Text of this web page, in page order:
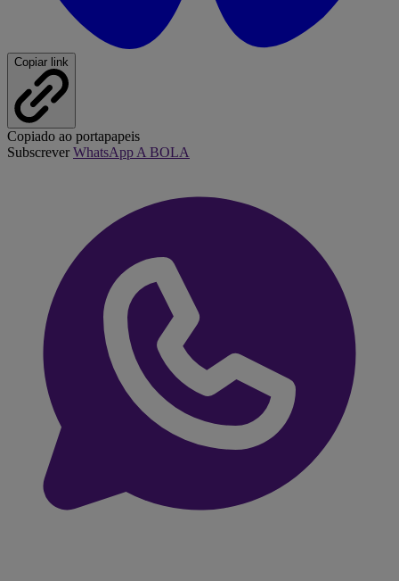
Copiar link
Copiado ao portapapeis
SubscreverWhatsApp A BOLA